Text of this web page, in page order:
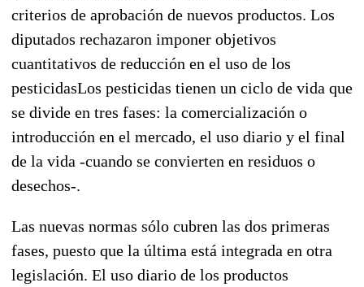
criterios de aprobación de nuevos productos. Los
diputados rechazaron imponer objetivos
cuantitativos de reducción en el uso de los
pesticidasLos pesticidas tienen un ciclo de vida que
se divide en tres fases: la comercialización o
introducción en el mercado, el uso diario y el final
de la vida -cuando se convierten en residuos o
desechos-.
Las nuevas normas sólo cubren las dos primeras
fases, puesto que la última está integrada en otra
legislación. El uso diario de los productos